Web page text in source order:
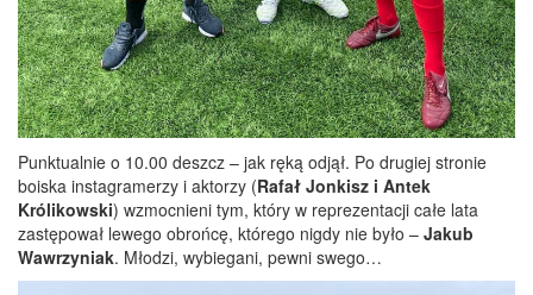
Punktualnie o 10.00 deszcz – jak ręką odjął. Po drugiej stronie
boiska instagramerzy i aktorzy (Rafał Jonkisz i Antek
Królikowski) wzmocnieni tym, który w reprezentacji całe lata
zastępował lewego obrońcę, którego nigdy nie było – Jakub
Wawrzyniak. Młodzi, wybiegani, pewni swego…